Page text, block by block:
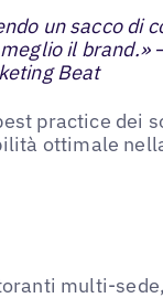
un sacco di
il brand.»
Beat
practice dei
ottimale
multi-